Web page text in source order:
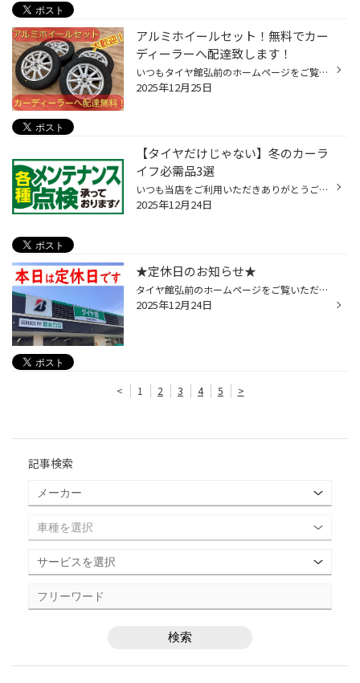
アルミホイールセット！無料でカー
ディーラーへ配達致します！
いつもタイヤ館弘前のホームページをご覧いただき誠にありがとうございます。 本日は、カーディーラー様へアルミホイールセットをご納品致しますのでご紹介いたします。 当店ではご購入いただきました商品を近隣カーディーラー様への無料配達サービスを行っております。 (※弘前市内に限り) 車を購入...
2025年12月25日
【タイヤだけじゃない】冬のカーラ
イフ必需品3選
いつも当店をご利用いただきありがとうございます いよいよ冬本番！冬のカーライフをより安全安心快適にお過ごしいただくための必需品3選をご紹介いたします！ ①スノーワイパー（冬ワイパー） 比較的雪が多い北東北の皆さんは交換するのが当たり前の方が多いかと思いますが雪が少なめの地域の方は交...
2025年12月24日
★定休日のお知らせ★
タイヤ館弘前のホームページをご覧いただき誠にありがとうございます！ 本日12月24日(水)は定休日のためお休み致します。 お問い合わせ等は翌25日(木)にお願い致します。 お手数をお掛け致して申し訳ございませんが ご理解とご協力のほどよろしくお願い致します。 ★WEB予約は24時間受付中★ オイル交...
2025年12月24日
< 1 2 3 4 5 >
記事検索